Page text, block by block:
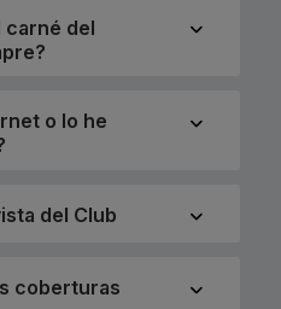
carné del
o lo he
del Club
coberturas